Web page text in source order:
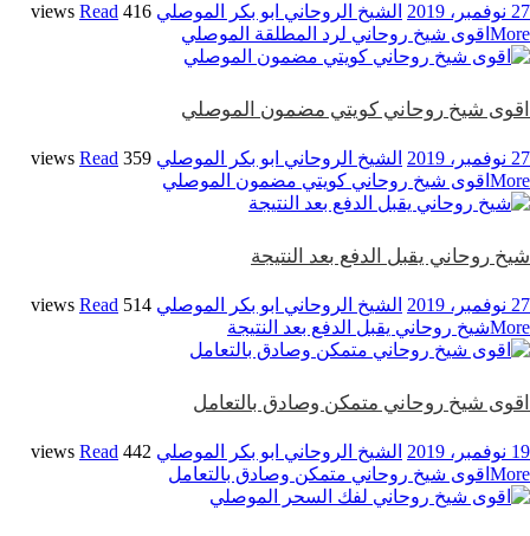
27 نوفمبر، 2019 الشيخ الروحاني ابو بكر الموصلي 416 views
Read
More اقوى شيخ روحاني لرد المطلقة الموصلي
اقوى شيخ روحاني كويتي مضمون الموصلي
27 نوفمبر، 2019 الشيخ الروحاني ابو بكر الموصلي 359 views
Read
More اقوى شيخ روحاني كويتي مضمون الموصلي
شيخ روحاني يقبل الدفع بعد النتيجة
27 نوفمبر، 2019 الشيخ الروحاني ابو بكر الموصلي 514 views
Read
Moreشيخ روحاني يقبل الدفع بعد النتيجة
اقوى شيخ روحاني متمكن وصادق بالتعامل
19 نوفمبر، 2019 الشيخ الروحاني ابو بكر الموصلي 442 views
Read
More اقوى شيخ روحاني متمكن وصادق بالتعامل